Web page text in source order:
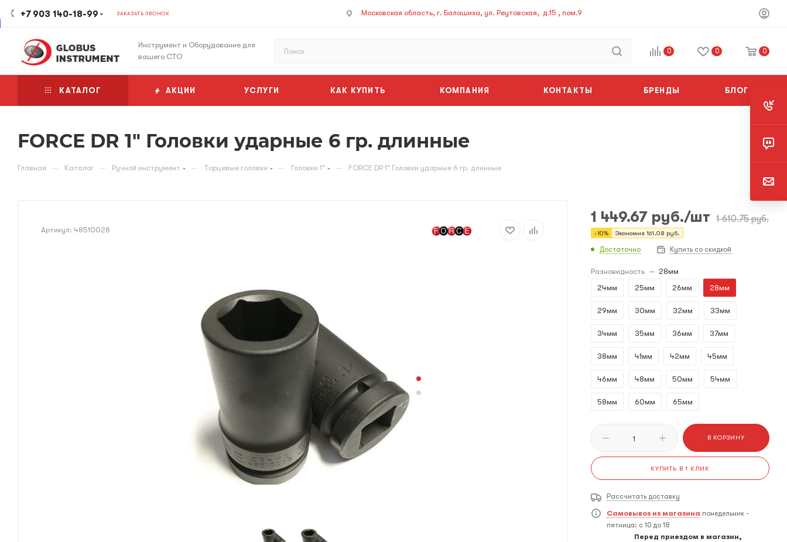
+7 903 140-18-99 ЗАКАЗАТЬ ЗВОНОК Московская область, г. Балашиха, ул. Реутовская, д.15 , пом.9
Инструмент и Оборудование для
вашего СТО
0 0 0
КАТАЛОГ АКЦИИ УСЛУГИ КАК КУПИТЬ КОМПАНИЯ КОНТАКТЫ БРЕНДЫ БЛОГ
FORCE DR 1" Головки ударные 6 гр. длинные
Главная — Каталог — Ручной инструмент — Торцевые головки — Головки 1" — FORCE DR 1" Головки ударные 6 гр. длинные
Артикул: 48510028
1 449.67 руб./шт 1 610.75руб.
-10% Экономия 161.08 руб.
Достаточно Купить со скидкой
Разновидность — 28мм
24мм
25мм 26мм 28мм
29мм 30мм 32мм 33мм
34мм 35мм 36мм 37мм
38мм 41мм 42мм 45мм
46мм 48мм 50мм 54мм
58мм 60мм 65мм
В КОРЗИНУ
КУПИТЬ В 1 КЛИК
Рассчитать доставку
Самовывоз из магазина понедельник -
пятница: с 10 до 18
Перед приездом в магазин,